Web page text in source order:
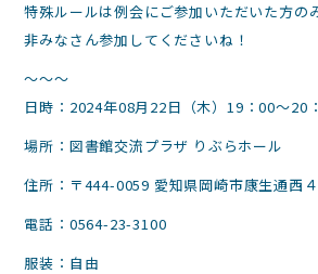
特殊ルールは例会にご参加いただいた方の
非みなさん参加してくださいね！
～～～
日時：2024年08月 22日（木）19 ：00～20
場所：図書館交流プラザ りぶらホール
住所：〒444-0059 愛知県岡崎市康生通西
電話：0564-23-3100
服装：自由